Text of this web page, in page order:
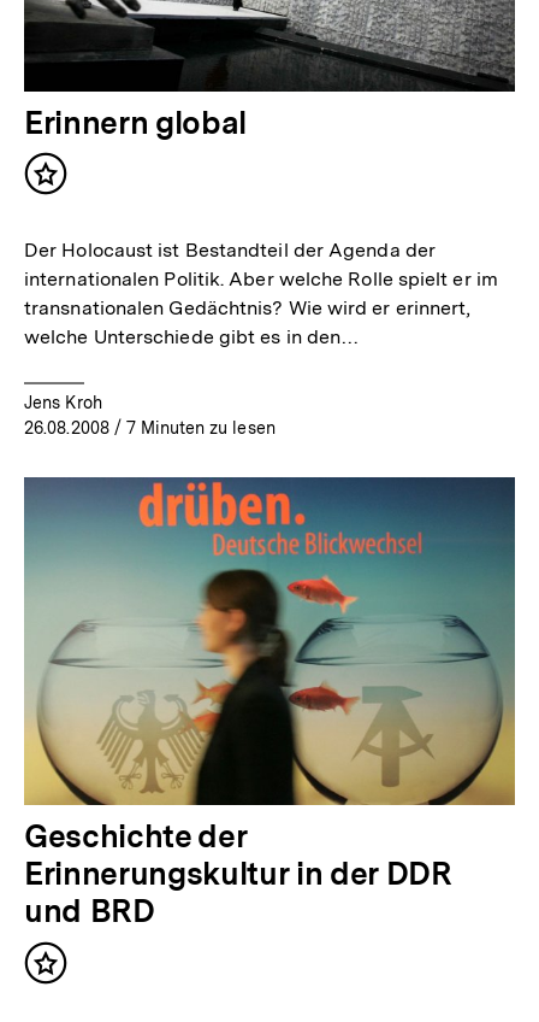
Erinnern global
Inhalt
Der Holocaust ist Bestandteil der Agenda der
internationalen Politik. Aber welche Rolle spielt er im
transnationalen Gedächtnis? Wie wird er erinnert,
welche Unterschiede gibt es in den…
Jens Kroh
26.08.2008/ 7 Minuten zu lesen
Geschichte der
Erinnerungskultur in der DDR
und BRD
Inhalt